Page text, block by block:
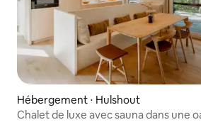
Hébergement ⋅ Hulshout
Chalet de luxe avec sauna dans une